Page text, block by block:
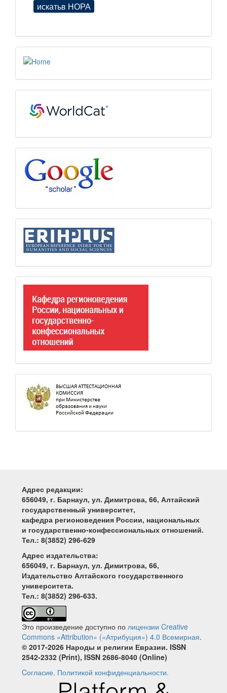
Адрес редакции:
656049, г. Барнаул, ул. Димитрова, 66, Алтайский
государственный университет,
кафедра регионоведения России, национальных
и государственно-конфессиональных отношений.
Тел.: 8(3852) 296-629
Адрес издательства:
656049, г. Барнаул, ул. Димитрова, 66,
Издательство Алтайского государственного
университета.
Тел.: 8(3852) 296-633.
Это произведение доступно по лицензии Creative
Commons «Attribution» («Атрибуция») 4.0 Всемирная.
© 2017-2026 Народы и религии Евразии. ISSN
2542-2332 (Print), ISSN 2686-8040 (Online)
Cогласие. Политикой конфиденциальности.